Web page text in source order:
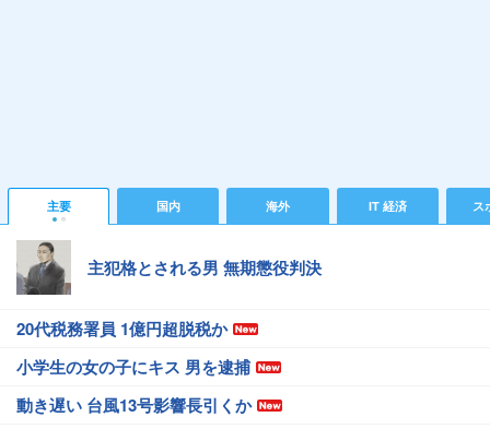
主要 国内 海外 IT 経済 ス
主犯格とされる男 無期懲役判決
20代税務署員 1億円超脱税か
小学生の女の子にキス 男を逮捕
動き遅い 台風13号影響長引くか